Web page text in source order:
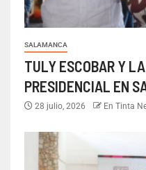
SALAMANCA
TULY ESCOBAR Y
PRESIDENCIAL EN
28 julio, 2026 En Tinta